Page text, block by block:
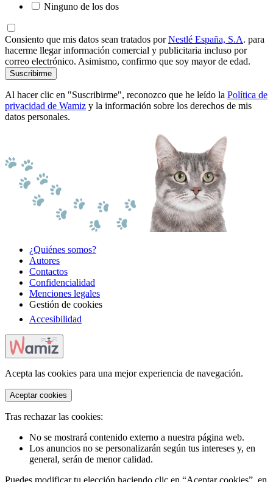
Ninguno de los dos
Consiento que mis datos sean tratados porNestlé España, S.A. para
hacerme llegar información comercial y publicitaria incluso por
correo electrónico. Asimismo, confirmo que soy mayor de edad.
Suscribirme
Al hacer clic en "Suscribirme", reconozco que he leído la Política de
privacidad de Wamiz y la información sobre los derechos de mis
datos personales.
¿Quiénes somos?
Autores
Contactos
Confidencialidad
Menciones legales
Gestión de cookies
Accesibilidad
Acepta las cookies para una mejor experiencia de navegación.
Aceptar cookies
Tras rechazar las cookies:
No se mostrará contenido externo a nuestra página web.
Los anuncios no se personalizarán según tus intereses y, en
general, serán de menor calidad.